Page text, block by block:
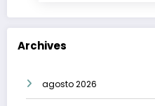
Archives
agosto 2026